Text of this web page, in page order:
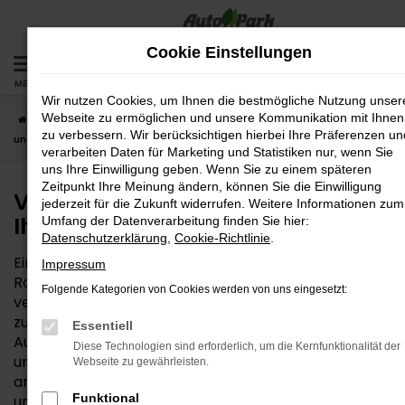
Zum
springen
MENÜ
Startseite Rosenheim VW
VW Neuwagen – das passt zu Ihnen
und Rosenheim
VW Neuwagen – das passt zu
Ihnen und Rosenheim
Ein VW Neuwagen ist immer eine gute Wahl – ob für
Rosenheim oder einen anderen Ort. Der Hersteller
versteht es seit Jahrzehnten, Qualität und Innovation
zu einem fairen Preis anzubieten. Wir von der
AutoPark GmbH sind von VW Neuwagen überzeugt
und bieten entsprechend die gesamte Bandbreite
an verfügbaren Fahrzeugen. Wer aus Rosenheim zu
Cookie Einstellungen
Wir nutzen Cookies, um Ihnen die bestmögliche Nutzung
Webseite zu ermöglichen und unsere Kommunikation mit Ihnen
zu verbessern. Wir berücksichtigen hierbei Ihre Präferenzen
verarbeiten Daten für Marketing und Statistiken nur, wenn Sie
uns Ihre Einwilligung geben. Wenn Sie zu einem späteren
Zeitpunkt Ihre Meinung ändern, können Sie die Einwilligung
jederzeit für die Zukunft widerrufen. Weitere Informationen zum
Umfang der Datenverarbeitung finden Sie hier:
Datenschutzerklärung Cookie-Richtlinie
Impressum
Folgende Kategorien von Cookies werden von uns eingesetzt:
Essentiell
Diese Technologien sind erforderlich, um die Kernfunktionalität der
Webseite zu gewährleisten.
Funktional